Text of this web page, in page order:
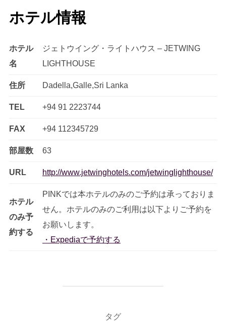
ホテル情報
ホテル
名
ジェトウイング・ライトハウス – JETWING
LIGHTHOUSE
住所 Dadella,Galle,Sri Lanka
TEL +94 91 2223744
FAX +94 112345729
部屋数 63
URL http://www.jetwinghotels.com/jetwinglighthouse/
ホテル
のみ予
約する
PINKでは本ホテルのみのご予約は承っておりま
せん。ホテルのみのご利用は以下よりご予約を
お願いします。
・Expediaで予約する
タグ